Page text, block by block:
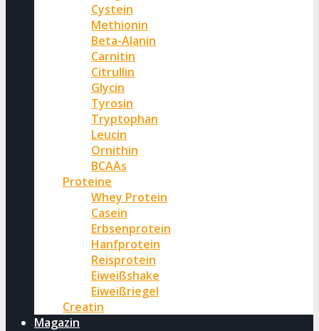
Cystein
Methionin
Beta-Alanin
Carnitin
Citrullin
Glycin
Tyrosin
Tryptophan
Leucin
Ornithin
BCAAs
Proteine
Whey Protein
Casein
Erbsenprotein
Hanfprotein
Reisprotein
Eiweißshake
Eiweißriegel
Creatin
Magazin